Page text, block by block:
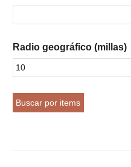
Radio geográfico (millas)